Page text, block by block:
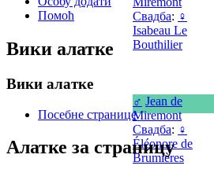
Свадба: ♀
Isabeau Le
Bouthilier
♂ Jean de
Miremont
Свадба: ♀
Éléonore de
Brumières
Помоћ
Вики алатке
Вики алатке
Посебне странице
Алатке за страницу